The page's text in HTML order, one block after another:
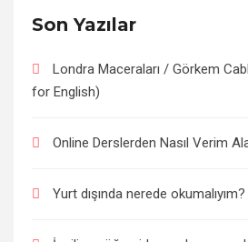
Son Yazılar
Londra Maceraları / Görkem
for English)
Online Derslerden Nasıl Verim
Yurt dışında nerede okumalıyım?